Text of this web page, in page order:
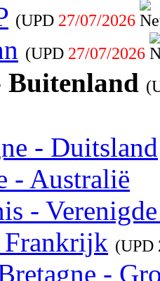
(UPD 27/07/2026
(UPD 27/07/2026
Buitenland
- Duitsland
- Australië
-
Frankrijk (UPD
-